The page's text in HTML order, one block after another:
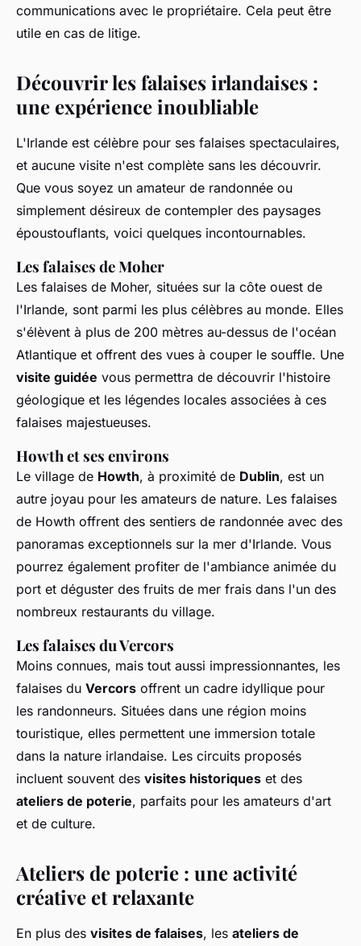
communications avec le propriétaire. Cela peut être
utile en cas de litige.
Découvrir les falaises irlandaises :
une expérience inoubliable
L'Irlande est célèbre pour ses falaises spectaculaires,
et aucune visite n'est complète sans les découvrir.
Que vous soyez un amateur de randonnée ou
simplement désireux de contempler des paysages
époustouflants, voici quelques incontournables.
Les falaises de Moher
Les falaises de Moher, situées sur la côte ouest de
l'Irlande, sont parmi les plus célèbres au monde. Elles
s'élèvent à plus de 200 mètres au-dessus de l'océan
Atlantique et offrent des vues à couper le souffle. Une
visite guidée vous permettra de découvrir l'histoire
géologique et les légendes locales associées à ces
falaises majestueuses.
Howth et ses environs
Le village de Howth, à proximité de Dublin, est un
autre joyau pour les amateurs de nature. Les falaises
de Howth offrent des sentiers de randonnée avec des
panoramas exceptionnels sur la mer d'Irlande. Vous
pourrez également profiter de l'ambiance animée du
port et déguster des fruits de mer frais dans l'un des
nombreux restaurants du village.
Les falaises du Vercors
Moins connues, mais tout aussi impressionnantes, les
falaises du Vercors offrent un cadre idyllique pour
les randonneurs. Situées dans une région moins
touristique, elles permettent une immersion totale
dans la nature irlandaise. Les circuits proposés
incluent souvent des visites historiques et des
ateliers de poterie, parfaits pour les amateurs d'art
et de culture.
Ateliers de poterie : une activité
créative et relaxante
En plus des visites de falaises, les ateliers de